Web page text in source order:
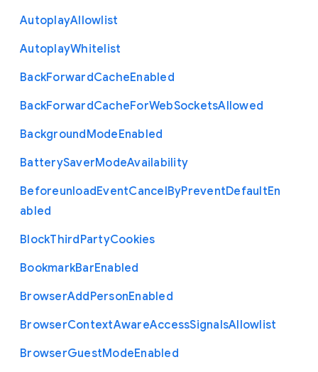
AutoplayAllowlist
AutoplayWhitelist
BackForwardCacheEnabled
BackForwardCacheForWebSocketsAllowed
BackgroundModeEnabled
BatterySaverModeAvailability
BeforeunloadEventCancelByPreventDefaultEn
abled
BlockThirdPartyCookies
BookmarkBarEnabled
BrowserAddPersonEnabled
BrowserContextAwareAccessSignalsAllowlist
BrowserGuestModeEnabled